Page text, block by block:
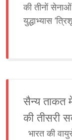
की तीनों
युद्धाभ्यास
सैन्य ताकत
की तीसरी
भारत की